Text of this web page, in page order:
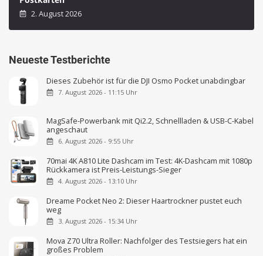
2. August 2026
Neueste Testberichte
Dieses Zubehör ist für die DJI Osmo Pocket unabdingbar
7. August 2026 - 11:15 Uhr
MagSafe-Powerbank mit Qi2.2, Schnellladen & USB-C-Kabel
angeschaut
6. August 2026 - 9:55 Uhr
70mai 4K A810 Lite Dashcam im Test: 4K-Dashcam mit 1080p
Rückkamera ist Preis-Leistungs-Sieger
4. August 2026 - 13:10 Uhr
Dreame Pocket Neo 2: Dieser Haartrockner pustet euch
weg
3. August 2026 - 15:34 Uhr
Mova Z70 Ultra Roller: Nachfolger des Testsiegers hat ein
großes Problem